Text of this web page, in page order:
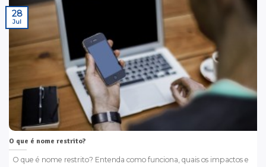
O que é nome restrito?
O que é nome restrito? Entenda como funciona, quais os impactos e
28
Jul